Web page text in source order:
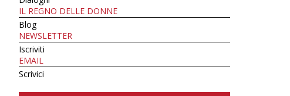
IL REGNO DELLE DONNE
Blog
NEWSLETTER
Iscriviti
EMAIL
Scrivici